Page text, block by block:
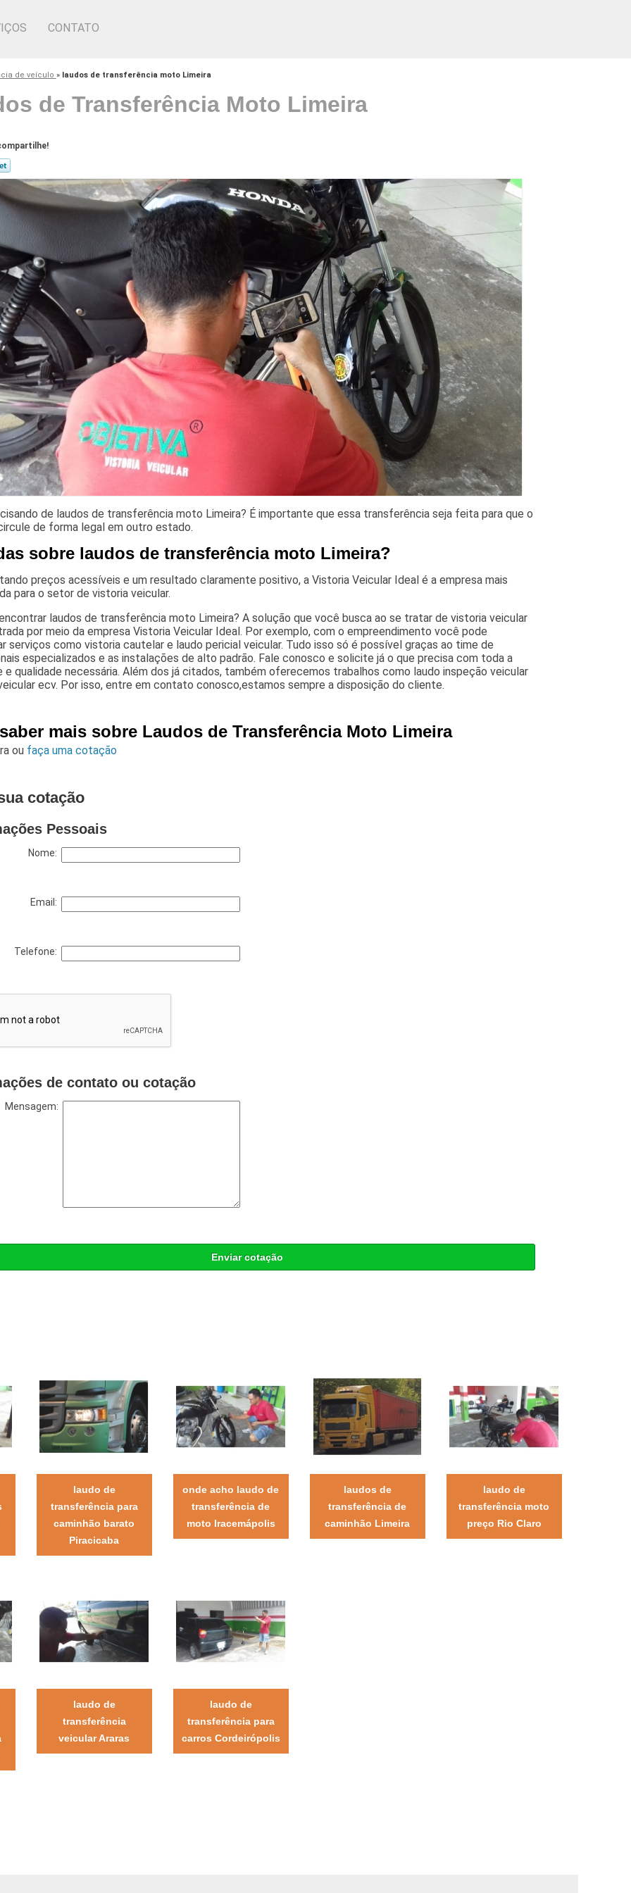
CONTATO
de veículo » laudos de transferência moto Limeira
de Transferência Moto Limeira
de laudos de transferência moto Limeira? É importante que essa transferência seja feita para que o
de forma legal em outro estado.
sobre laudos de transferência moto Limeira?
preços acessíveis e um resultado claramente positivo, a Vistoria Veicular Ideal é a empresa mais
para o setor de vistoria veicular.
laudos de transferência moto Limeira? A solução que você busca ao se tratar de vistoria veicular
por meio da empresa Vistoria Veicular Ideal. Por exemplo, com o empreendimento você pode
serviços como vistoria cautelar e laudo pericial veicular. Tudo isso só é possível graças ao time de
especializados e as instalações de alto padrão. Fale conosco e solicite já o que precisa com toda a
e qualidade necessária. Além dos já citados, também oferecemos trabalhos como laudo inspeção veicular
ecv. Por isso, entre em contato conosco,estamos sempre a disposição do cliente.
mais sobre Laudos de Transferência Moto Limeira
ou faça uma cotação
cotação
Pessoais
Nome:
Email:
Telefone:
de contato ou cotação
Mensagem:
Enviar cotação
laudo de
transferência para
caminhão barato
Piracicaba
onde acho laudo de
transferência de
moto Iracemápolis
laudos de
transferência de
caminhão Limeira
laudo de
transferência moto
preço Rio Claro
laudo de
transferência
veicular Araras
laudo de
transferência para
carros Cordeirópolis